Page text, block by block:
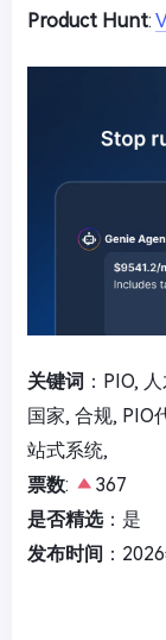
Product Hunt:
关键词 ：PIO,
国家, 合规, PIO
站式系统,
票数:
367
是否精选：是
发布时间 ：